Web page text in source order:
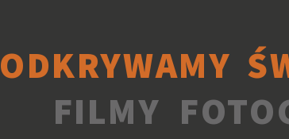
ODKRYWAMY
FILMY